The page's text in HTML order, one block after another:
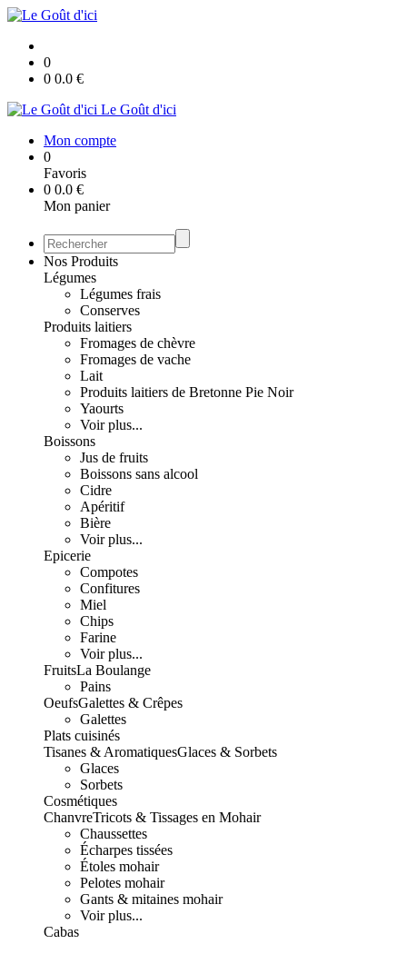
0
0 0.0 €
Le Goût d'ici
Mon compte
0
Favoris
0 0.0 €
Mon panier
Nos Produits
Légumes
Légumes frais
Conserves
Produits laitiers
Fromages de chèvre
Fromages de vache
Lait
Produits laitiers de Bretonne Pie Noir
Yaourts
Voir plus...
Boissons
Jus de fruits
Boissons sans alcool
Cidre
Apéritif
Bière
Voir plus...
Epicerie
Compotes
Confitures
Miel
Chips
Farine
Voir plus...
FruitsLa Boulange
Pains
OeufsGalettes & Crêpes
Galettes
Plats cuisinés
Tisanes & AromatiquesGlaces & Sorbets
Glaces
Sorbets
Cosmétiques
ChanvreTricots & Tissages en Mohair
Chaussettes
Écharpes tissées
Étoles mohair
Pelotes mohair
Gants & mitaines mohair
Voir plus...
Cabas